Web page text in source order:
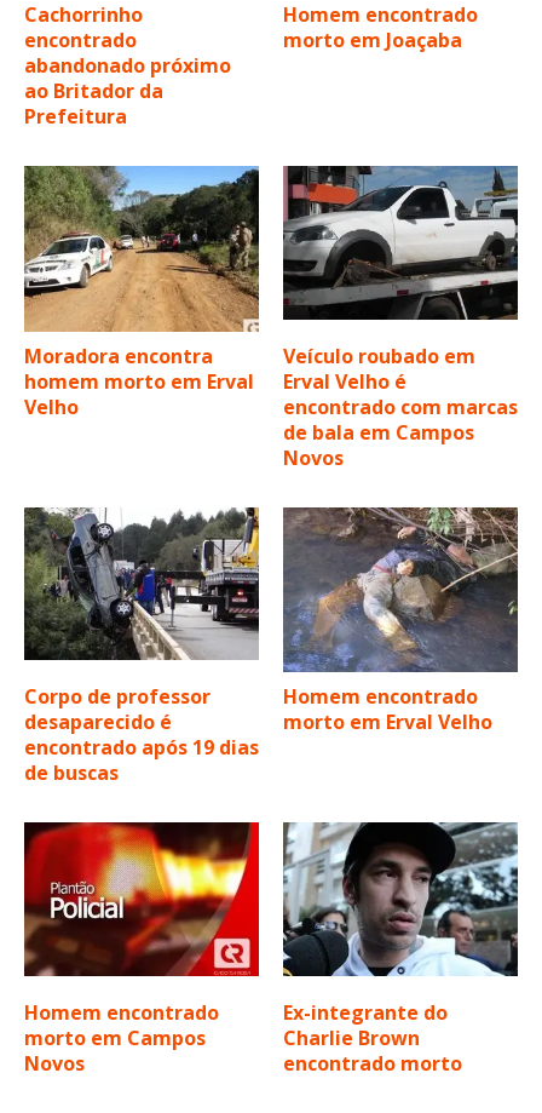
Cachorrinho
encontrado
abandonado próximo
ao Britador da
Prefeitura
Homem encontrado
morto em Joaçaba
Moradora encontra
homem morto em Erval
Velho
Veículo roubado em
Erval Velho é
encontrado com marcas
de bala em Campos
Novos
Corpo de professor
desaparecido é
encontrado após 19 dias
de buscas
Homem encontrado
morto em Erval Velho
Homem encontrado
morto em Campos
Novos
Ex-integrante do
Charlie Brown
encontrado morto